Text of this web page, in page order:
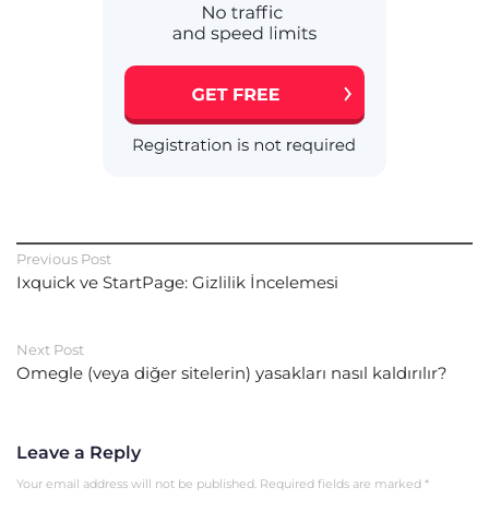
Previous Post
Ixquick ve StartPage: Gizlilik İncelemesi
Next Post
Omegle (veya diğer sitelerin) yasakları nasıl kaldırılır?
Leave a Reply
Your email address will not be published. Required fields are marked *